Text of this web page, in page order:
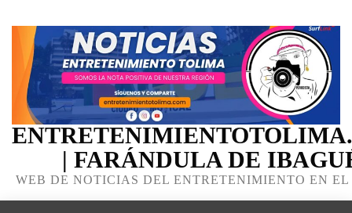
| FARÁNDULA DE
WEB DE NOTICIAS DEL ENTRETENIMIENTO EN